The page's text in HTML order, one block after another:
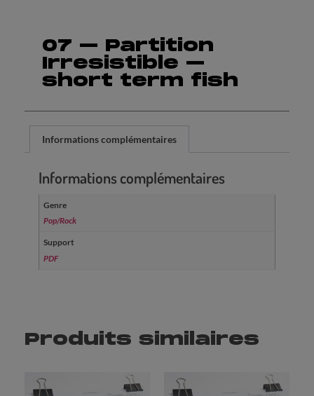
Produits similaires
07 – Partition
Irresistible –
short term fish
Informations complémentaires
Informations complémentaires
Genre
Pop/Rock
Support
PDF